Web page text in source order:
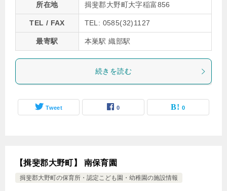
所在地 揖斐郡大野町大字稲富856
TEL / FAX TEL: 0585(32)1127
最寄駅 本巣駅 織部駅
続きを読む
Tweet 0 0
【揖斐郡大野町】 南保育園
揖斐郡大野町の保育所・認定こども園・幼稚園の施設情報